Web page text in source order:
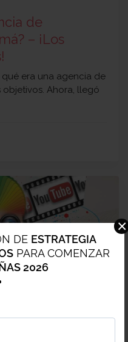
DE ESTRATEGIA
PARA COMENZAR
2026
×
de
– ¡Los
era una agencia de
Ahora, llegó
-03 MAY 2022